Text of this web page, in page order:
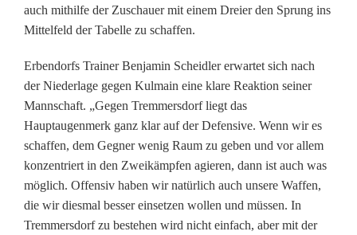
m
i
e
T
a
b
e
auch mithilfe der Zuschauer mit einem Dreier den Sprung ins
Mittelfeld der Tabelle zu schaffen.
Erbendorfs Trainer Benjamin Scheidler erwartet sich nach
der Niederlage gegen Kulmain eine klare Reaktion seiner
Mannschaft. „Gegen Tremmersdorf liegt das
Hauptaugenmerk ganz klar auf der Defensive. Wenn wir es
schaffen, dem Gegner wenig Raum zu geben und vor allem
konzentriert in den Zweikämpfen agieren, dann ist auch was
möglich. Offensiv haben wir natürlich auch unsere Waffen,
die wir diesmal besser einsetzen wollen und müssen. In
Tremmersdorf zu bestehen wird nicht einfach, aber mit der